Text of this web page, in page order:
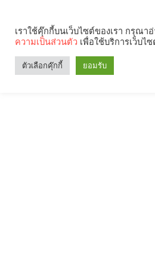
เราใช้คุ๊กกี้บนเว็บไซต์ของเรา กรุณา
ความเป็นส่วนตัว เพื่อใช้บริการเว็บไซ
ตัวเลือกคุ๊กกี้ ยอมรับ